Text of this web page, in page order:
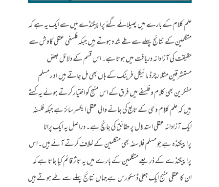
علم کلام کے بارے میں پھیلائے گئے پراپیگنڈے میں سے ایک یہ ہے کہ
متکلمین کے نتائج پہلے سے طے شدہ ہوتے ہیں جبکہ فلسفی عقلی کاوش سے
حقیقت کی آزادانہ دریافت میں ہوتا ہے۔ اس قسم کے دلائل بعض
مستشرقین مثلا رچرڈ مائیکل فرینک کے ہاں بھی مل جاتے ہیں اور مسلم
مفکرین بھی کلام و فلسفے میں فرق کے اس منہج کو اختیار کرتے ہوئے یہ کہتے
ہیں کہ علم کلام وحی کے تابع کی جانے والی عقلی ایکسرسائز ہے جبکہ فلسفہ
ایک آزادانہ عقلی استدلال پر حقائق کی جانچ ہے۔ دراصل یہ ایک پرانا
پراپیگنڈہ ہے جو مسلم فلاسفہ بھی متکلمین کے خلاف کرتے آئے ہیں۔ اس
پراپیگنڈے کے ذریعے متکلمین کے بارے میں یہ تاثر قائم کیا جاتا ہے کہ
ان کا عقلی منہج ایک جعلی ڈسکورس ہےجہاں نتائج پہلے سے طے ہوتے ہیں